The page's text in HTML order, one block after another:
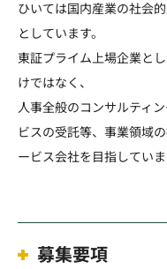
ひいては国内産業の社会
としています。
東証プライム上場企業と
けではなく、
人事全般のコンサルティ
ビスの受託等、事業領域
ービス会社を目指していま
募集要項